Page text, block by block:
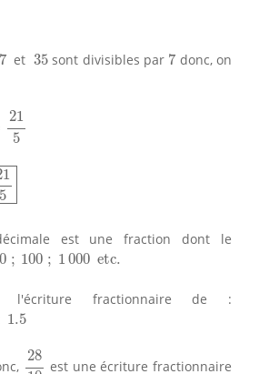
et 35
35sont divisibles par 7
7 donc, on
21
5
7=
5
5
est une fraction dont le
; 100 ; 1 000 etc.
; 100 ; 1 000 etc.
l'écriture fractionnaire de :
1.5
1.5
28
28
est une écriture fractionnaire